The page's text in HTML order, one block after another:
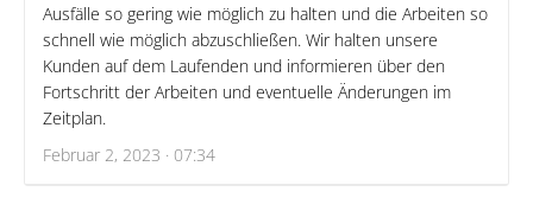
Ausfälle so gering wie möglich zu halten und die Arbeiten so
schnell wie möglich abzuschließen. Wir halten unsere
Kunden auf dem Laufenden und informieren über den
Fortschritt der Arbeiten und eventuelle Änderungen im
Zeitplan.
Februar 2, 2023 · 07:34